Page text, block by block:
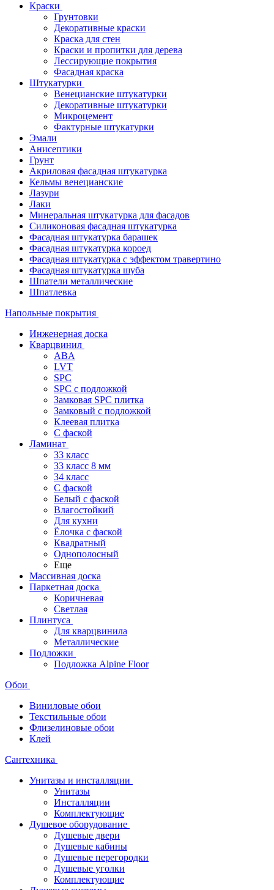
Краски
Грунтовки
Декоративные краски
Краска для стен
Краски и пропитки для дерева
Лессирующие покрытия
Фасадная краска
Штукатурки
Венецианские штукатурки
Декоративные штукатурки
Микроцемент
Фактурные штукатурки
Эмали
Анисептики
Грунт
Акриловая фасадная штукатурка
Кельмы венецианские
Лазури
Лаки
Минеральная штукатурка для фасадов
Силиконовая фасадная штукатурка
Фасадная штукатурка барашек
Фасадная штукатурка короед
Фасадная штукатурка с эффектом травертино
Фасадная штукатурка шуба
Шпатели металлические
Шпатлевка
Напольные покрытия
Инженерная доска
Кварцвинил
ABA
LVT
SPC
SPC с подложкой
Замковая SPC плитка
Замковый с подложкой
Клеевая плитка
С фаской
Ламинат
33 класс
33 класс 8 мм
34 класс
C фаской
Белый с фаской
Влагостойкий
Для кухни
Ёлочка с фаской
Квадратный
Однополосный
Еще
Массивная доска
Паркетная доска
Коричневая
Светлая
Плинтуса
Для кварцвинила
Металлические
Подложки
Подложка Alpine Floor
Обои
Виниловые обои
Текстильные обои
Флизелиновые обои
Клей
Сантехника
Унитазы и инсталляции
Унитазы
Инсталляции
Комплектующие
Душевое оборудование
Душевые двери
Душевые кабины
Душевые перегородки
Душевые уголки
Комплектующие